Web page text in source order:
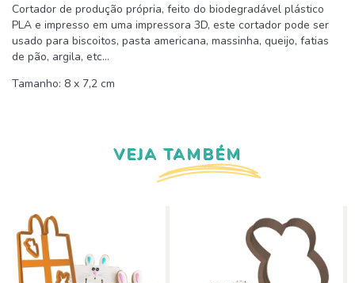
Cortador de produção própria, feito do biodegradável plástico
PLA e impresso em uma impressora 3D, este cortador pode ser
usado para biscoitos, pasta americana, massinha, queijo, fatias
de pão, argila, etc...
Tamanho: 8 x 7,2 cm
VEJA TAMBÉM